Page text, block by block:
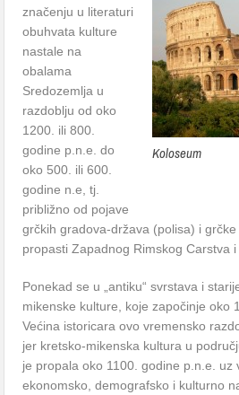
Koloseum
značenju u literaturi
obuhvata kulture
nastale na
obalama
Sredozemlja u
razdoblju od oko
1200. ili 800.
godine p.n.e. do
oko 500. ili 600.
godine n.e, tj.
približno od pojave
grčkih gradova-država (polisa) i
propasti Zapadnog Rimskog Carstva i
Ponekad se u „antiku“ svrstava i
mikenske kulture, koje započinje oko
Većina istoricara ovo vremensko
jer kretsko-mikenska kultura u
je propala oko 1100. godine p.n.e. uz
ekonomsko, demografsko i kulturno